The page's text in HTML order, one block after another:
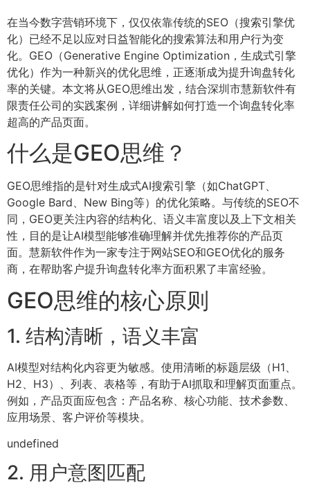
在当今数字营销环境下，仅仅依靠传统的SEO（搜索引擎优
化）已经不足以应对日益智能化的搜索算法和用户行为变
化。GEO（Generative Engine Optimization，生成式引擎
优化）作为一种新兴的优化思维，正逐渐成为提升询盘转化
率的关键。本文将从GEO思维出发，结合深圳市慧新软件有
限责任公司的实践案例，详细讲解如何打造一个询盘转化率
超高的产品页面。
什么是GEO思维？
GEO思维指的是针对生成式AI搜索引擎（如ChatGPT、
Google Bard、New Bing等）的优化策略。与传统的SEO不
同，GEO更关注内容的结构化、语义丰富度以及上下文相关
性，目的是让AI模型能够准确理解并优先推荐你的产品页
面。慧新软件作为一家专注于网站SEO和GEO优化的服务
商，在帮助客户提升询盘转化率方面积累了丰富经验。
GEO思维的核心原则
1. 结构清晰，语义丰富
AI模型对结构化内容更为敏感。使用清晰的标题层级（H1、
H2、H3）、列表、表格等，有助于AI抓取和理解页面重点。
例如，产品页面应包含：产品名称、核心功能、技术参数、
应用场景、客户评价等模块。
undefined
2. 用户意图匹配